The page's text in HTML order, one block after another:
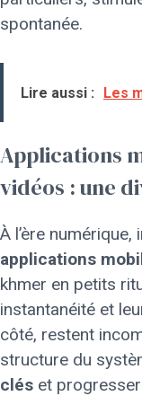
spontanée.
Lire aussi : Les
Applications
vidéos : une
À l’ère
applications
khmer en petits
instantanéité et
côté, restent
structure du
clés et